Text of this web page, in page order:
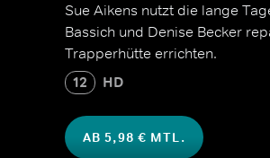
Sue Aikens nutzt die lange
Bassich und Denise Becker
Trapperhütte errichten.
12 HD
AB 5,98 € MTL.